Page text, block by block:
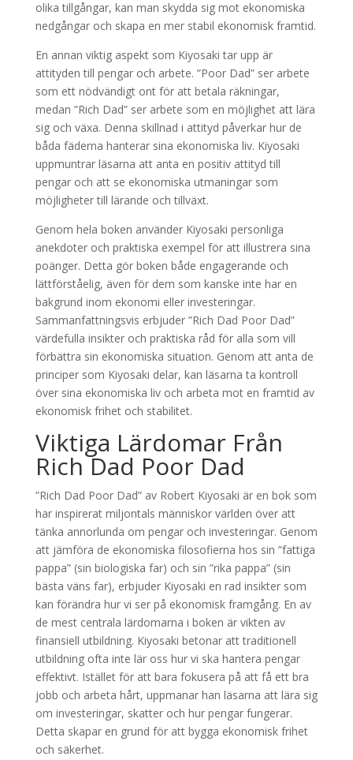
olika tillgångar, kan man skydda sig mot ekonomiska
nedgångar och skapa en mer stabil ekonomisk framtid.
En annan viktig aspekt som Kiyosaki tar upp är
attityden till pengar och arbete. ”Poor Dad” ser arbete
som ett nödvändigt ont för att betala räkningar,
medan ”Rich Dad” ser arbete som en möjlighet att lära
sig och växa. Denna skillnad i attityd påverkar hur de
båda fäderna hanterar sina ekonomiska liv. Kiyosaki
uppmuntrar läsarna att anta en positiv attityd till
pengar och att se ekonomiska utmaningar som
möjligheter till lärande och tillväxt.
Genom hela boken använder Kiyosaki personliga
anekdoter och praktiska exempel för att illustrera sina
poänger. Detta gör boken både engagerande och
lättförståelig, även för dem som kanske inte har en
bakgrund inom ekonomi eller investeringar.
Sammanfattningsvis erbjuder ”Rich Dad Poor Dad”
värdefulla insikter och praktiska råd för alla som vill
förbättra sin ekonomiska situation. Genom att anta de
principer som Kiyosaki delar, kan läsarna ta kontroll
över sina ekonomiska liv och arbeta mot en framtid av
ekonomisk frihet och stabilitet.
Viktiga Lärdomar Från
Rich Dad Poor Dad
”Rich Dad Poor Dad” av Robert Kiyosaki är en bok som
har inspirerat miljontals människor världen över att
tänka annorlunda om pengar och investeringar. Genom
att jämföra de ekonomiska filosofierna hos sin ”fattiga
pappa” (sin biologiska far) och sin ”rika pappa” (sin
bästa väns far), erbjuder Kiyosaki en rad insikter som
kan förändra hur vi ser på ekonomisk framgång. En av
de mest centrala lärdomarna i boken är vikten av
finansiell utbildning. Kiyosaki betonar att traditionell
utbildning ofta inte lär oss hur vi ska hantera pengar
effektivt. Istället för att bara fokusera på att få ett bra
jobb och arbeta hårt, uppmanar han läsarna att lära sig
om investeringar, skatter och hur pengar fungerar.
Detta skapar en grund för att bygga ekonomisk frihet
och säkerhet.